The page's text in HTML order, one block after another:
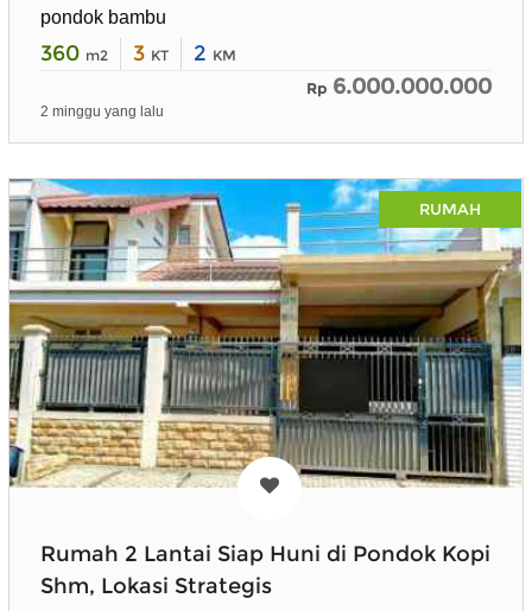
pondok bambu
360 m2 3 KT 2 KM
Rp 6.000.000.000
2 minggu yang lalu
RUMAH
Rumah 2 Lantai Siap Huni di Pondok Kopi
Shm, Lokasi Strategis